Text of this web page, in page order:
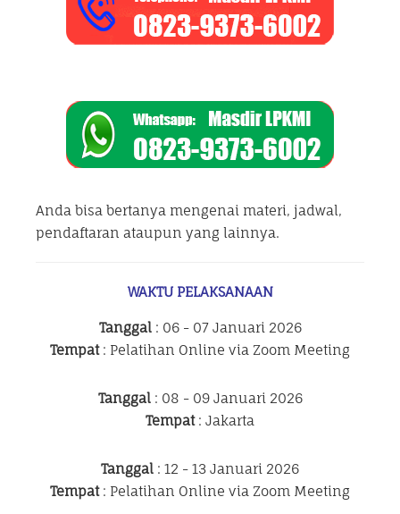
Anda bisa bertanya mengenai materi, jadwal,
pendaftaran ataupun yang lainnya.
WAKTU PELAKSANAAN
Tanggal: 06 - 07 Januari 2026
Tempat: Pelatihan Online via Zoom Meeting
Tanggal: 08 - 09 Januari 2026
Tempat: Jakarta
Tanggal : 12 - 13 Januari 2026
Tempat: Pelatihan Online via Zoom Meeting